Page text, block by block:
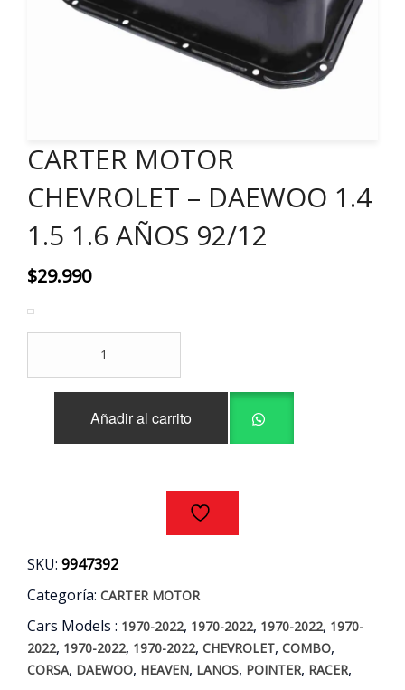
CARTER MOTOR
CHEVROLET – DAEWOO 1.4
1.5 1.6 AÑOS 92/12
$29.990
CHEVROLET
Añadir al carrito
SKU: 9947392
Categoría: CARTER MOTOR
Cars Models : 1970-2022, 1970-2022, 1970-2022, 1970-
2022, 1970-2022, 1970-2022, CHEVROLET, COMBO,
CORSA, DAEWOO, HEAVEN, LANOS, POINTER, RACER,